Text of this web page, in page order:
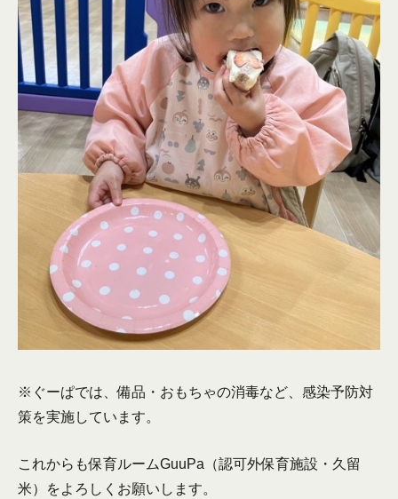
※ぐーぱでは、備品・おもちゃの消毒など、感染予防対
策を実施しています。
これからも保育ルームGuuPa（認可外保育施設・久留
米）をよろしくお願いします。